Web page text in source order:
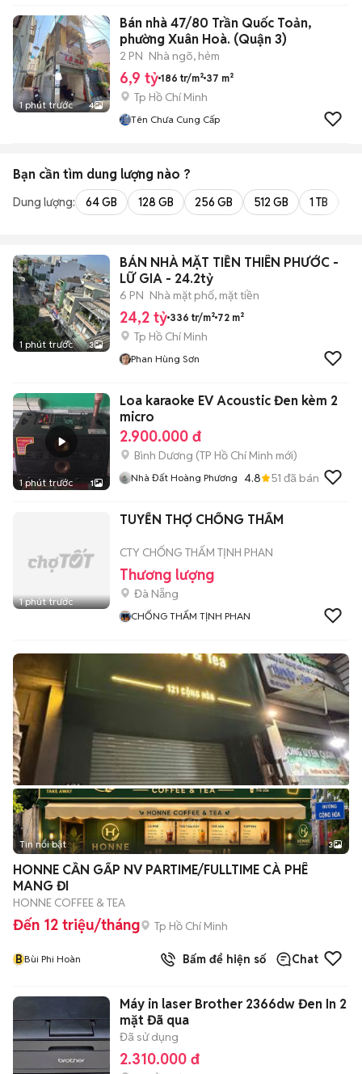
1 phút trước 4
Bán nhà 47/80 Trần Quốc Toản,
phường Xuân Hoà. (Quận 3)
2 PN Nhà ngõ, hẻm
6,9 tỷ 186 tr/m² 37 m²
Tp Hồ Chí Minh
Tên Chưa Cung Cấp
Bạn cần tìm dung lượng nào ?
Dung lượng: 64 GB 128 GB 256 GB 512 GB 1 TB
1 phút trước 3
BÁN NHÀ MẶT TIỀN THIÊN PHƯỚC -
LỮ GIA - 24.2tỷ
6 PN Nhà mặt phố, mặt tiền
24,2 tỷ 336 tr/m² 72 m²
Tp Hồ Chí Minh
Phan Hùng Sơn
1 phút trước 1
Loa karaoke EV Acoustic Đen kèm 2
micro
2.900.000 đ
Bình Dương (TP Hồ Chí Minh mới)
Nhà Đất Hoàng Phương 4.8 51 đã bán
1 phút trước
TUYỂN THỢ CHỐNG THẤM
CTY CHỐNG THẤM TỊNH PHAN
Thương lượng
Đà Nẵng
CHỐNG THẤM TỊNH PHAN
Tin nổi bật 3
HONNE CẦN GẤP NV PARTIME/FULLTIME CÀ PHÊ
MANG ĐI
HONNE COFFEE & TEA
Đến 12 triệu/tháng Tp Hồ Chí Minh
BBùi Phi Hoàn Bấm để hiện số Chat
Máy in laser Brother 2366dw Đen In 2
mặt Đã qua
Đã sử dụng
2.310.000 đ